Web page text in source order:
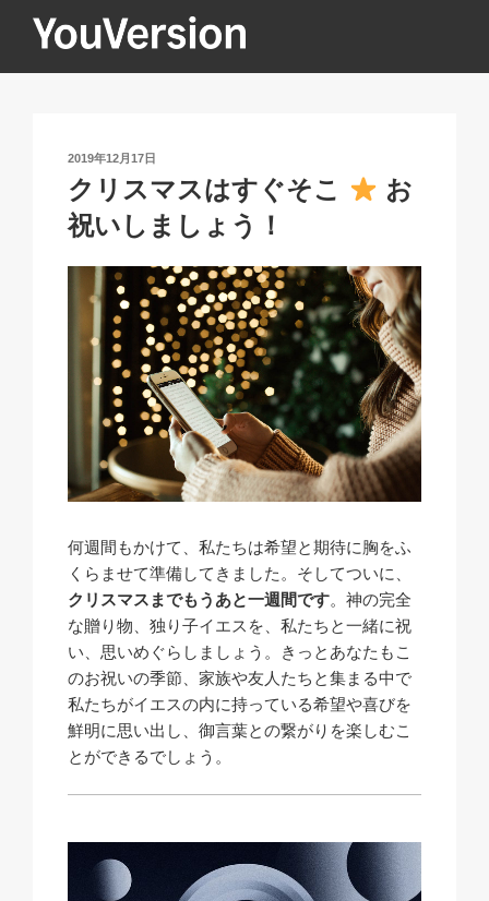
YOUVERSION
投
日:
2019年12月17日
クリスマスはすぐそこ
お
祝いしましょう！
何週間もかけて、私たちは希望と期待に胸をふ
くらませて準備してきました。そしてついに、
クリスマスまでもうあと一週間です。神の完全
な贈り物、独り子イエスを、私たちと一緒に祝
い、思いめぐらしましょう。きっとあなたもこ
のお祝いの季節、家族や友人たちと集まる中で
私たちがイエスの内に持っている希望や喜びを
鮮明に思い出し、御言葉との繋がりを楽しむこ
とができるでしょう。